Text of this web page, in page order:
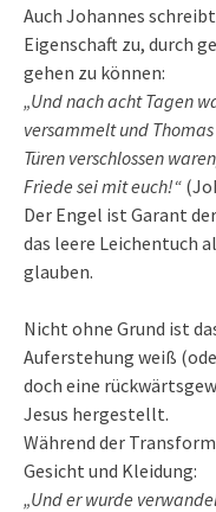
Auch Johannes
Eigenschaft zu, durch
gehen zu können:
„Und nach acht Tagen
versammelt und
Türen verschlossen
Friede sei mit euch!“
Der Engel ist Garant
das leere Leichentuch
glauben.
Nicht ohne Grund ist
Auferstehung weiß
doch eine
Jesus hergestellt.
Während der
Gesicht und Kleidung:
„Und er wurde